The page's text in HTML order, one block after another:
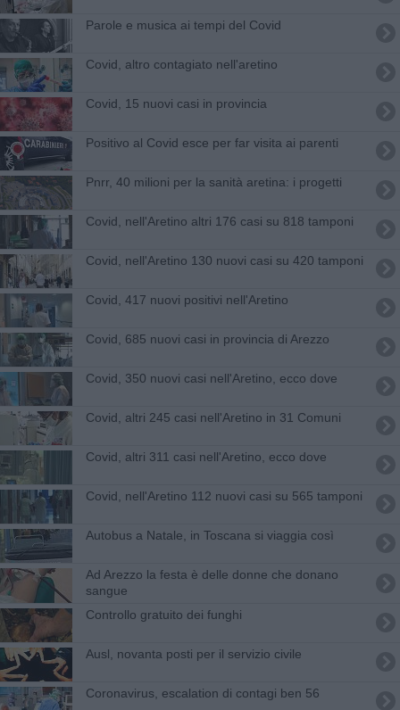
​Parole e musica ai tempi del Covid
Covid, altro contagiato nell'aretino
Covid, 15 nuovi casi in provincia
Positivo al Covid esce per far visita ai parenti
Pnrr, 40 milioni per la sanità aretina: i progetti
Covid, nell'Aretino altri 176 casi su 818 tamponi
Covid, nell'Aretino 130 nuovi casi su 420 tamponi
Covid, 417 nuovi positivi nell'Aretino
Covid, 685 nuovi casi in provincia di Arezzo
Covid, 350 nuovi casi nell'Aretino, ecco dove
Covid, altri 245 casi nell'Aretino in 31 Comuni
Covid, altri 311 casi nell'Aretino, ecco dove
Covid, nell'Aretino 112 nuovi casi su 565 tamponi
Autobus a Natale, in Toscana si viaggia così
Ad Arezzo la festa è delle donne che donano
sangue
Controllo gratuito dei funghi
Ausl, novanta posti per il servizio civile
Coronavirus, escalation di contagi ben 56